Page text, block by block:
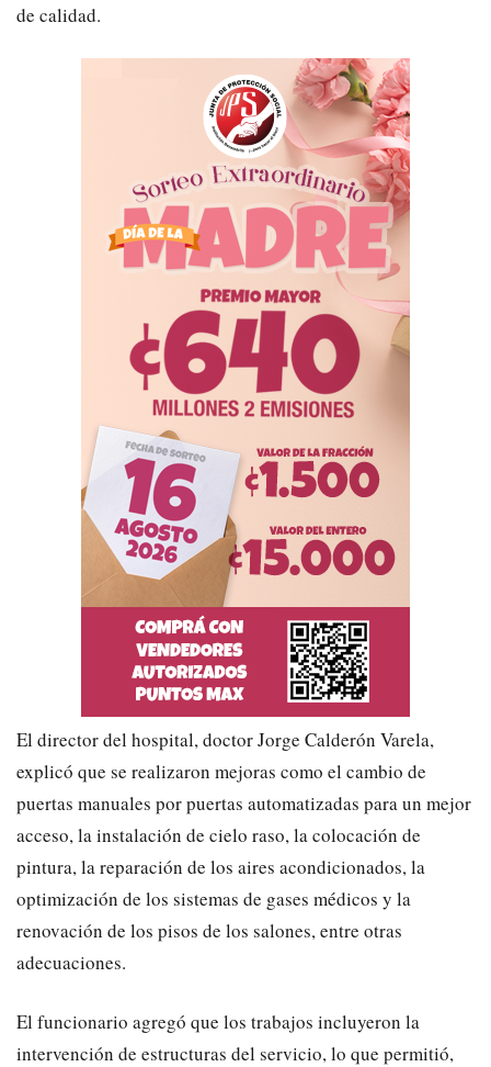
de calidad.
El director del hospital, doctor Jorge Calderón Varela,
explicó que se realizaron mejoras como el cambio de
puertas manuales por puertas automatizadas para un mejor
acceso, la instalación de cielo raso, la colocación de
pintura, la reparación de los aires acondicionados, la
optimización de los sistemas de gases médicos y la
renovación de los pisos de los salones, entre otras
adecuaciones.
El funcionario agregó que los trabajos incluyeron la
intervención de estructuras del servicio, lo que permitió,